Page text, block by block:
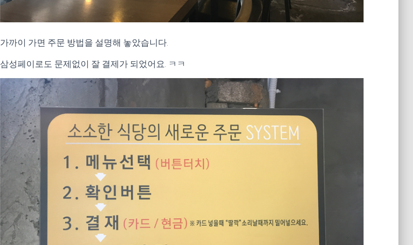
가까이 가면 주문 방법을 설명해 놓았습니다.
삼성페이로도 문제없이 잘 결제가 되었어요. ㅋㅋ